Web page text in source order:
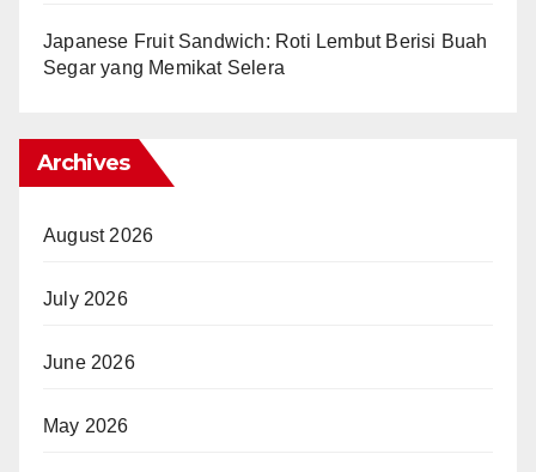
Japanese Fruit Sandwich: Roti Lembut Berisi Buah
Segar yang Memikat Selera
Archives
August 2026
July 2026
June 2026
May 2026